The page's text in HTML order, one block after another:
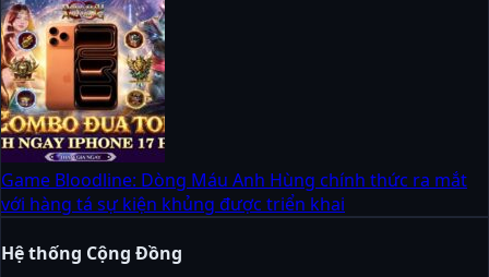
Game Bloodline: Dòng Máu Anh Hùng chính thức ra mắt
với hàng tá sự kiện khủng được triển khai
Hệ thống Cộng Đồng